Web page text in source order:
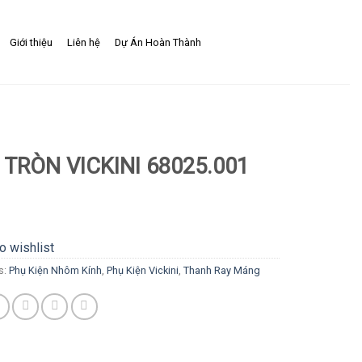
Giới thiệu Liên hệ Dự Án Hoàn Thành
TRÒN VICKINI 68025.001
wishlist
Phụ Kiện Nhôm Kính, Phụ Kiện Vickini, Thanh Ray Máng